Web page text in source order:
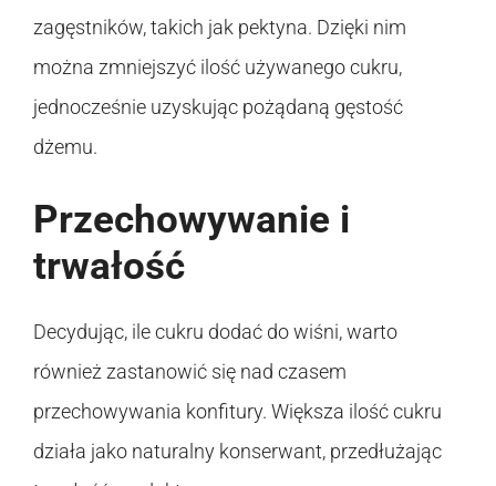
zagęstników, takich jak pektyna. Dzięki nim
można zmniejszyć ilość używanego cukru,
jednocześnie uzyskując pożądaną gęstość
dżemu.
Przechowywanie i
trwałość
Decydując, ile cukru dodać do wiśni, warto
również zastanowić się nad czasem
przechowywania konfitury. Większa ilość cukru
działa jako naturalny konserwant, przedłużając